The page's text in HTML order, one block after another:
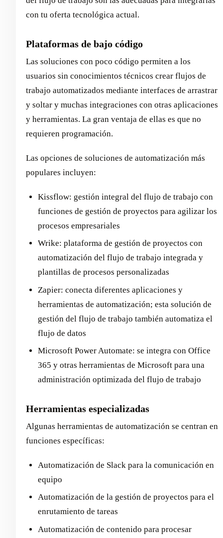
con tu oferta tecnológica actual.
Plataformas de bajo código
Las soluciones con poco código permiten a los
usuarios sin conocimientos técnicos crear flujos de
trabajo automatizados mediante interfaces de arrastrar
y soltar y muchas integraciones con otras aplicaciones
y herramientas. La gran ventaja de ellas es que no
requieren programación.
Las opciones de soluciones de automatización más
populares incluyen:
Kissflow: gestión integral del flujo de trabajo con
funciones de gestión de proyectos para agilizar los
procesos empresariales
Wrike: plataforma de gestión de proyectos con
automatización del flujo de trabajo integrada y
plantillas de procesos personalizadas
Zapier: conecta diferentes aplicaciones y
herramientas de automatización; esta solución de
gestión del flujo de trabajo también automatiza el
flujo de datos
Microsoft Power Automate: se integra con Office
365 y otras herramientas de Microsoft para una
administración optimizada del flujo de trabajo
Herramientas especializadas
Algunas herramientas de automatización se centran en
funciones específicas:
Automatización de Slack para la comunicación en
equipo
Automatización de la gestión de proyectos para el
enrutamiento de tareas
Automatización de contenido para procesar